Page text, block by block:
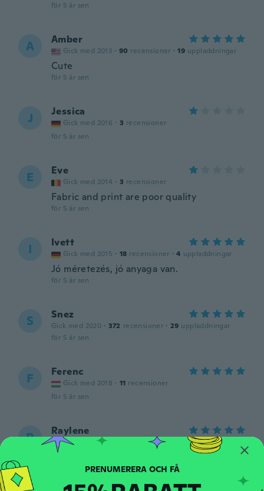
för 5 år sen
A Amber
Gick med 2013 · 90 recensioner · 19 uppladdningar
Cute
för 5 år sen
J Jessica
Gick med 2016 · 3 recensioner
för 5 år sen
E Eve
Gick med 2014 · 3 recensioner
Fabric and print are poor quality
för 5 år sen
I Ivett
Gick med 2015 · 18 recensioner · 4 uppladdningar
Jó méretezés, jó anyaga van.
för 5 år sen
S Snez
Gick med 2020 · 372 recensioner · 29 uppladdningar
för 5 år sen
F Ferenc
Gick med 2018 · 11 recensioner
för 5 år sen
R Raylene
Gick med 2018 · 30 recensioner ·
uppladdningar
för 5 år sen
Anna
PRENUMERERA OCH FÅ